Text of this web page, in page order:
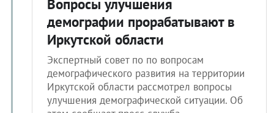
Вопросы улучшения
демографии прорабатывают в
Иркутской области
Экспертный совет по по вопросам
демографического развития на территории
Иркутской области рассмотрел вопросы
улучшения демографической ситуации. Об